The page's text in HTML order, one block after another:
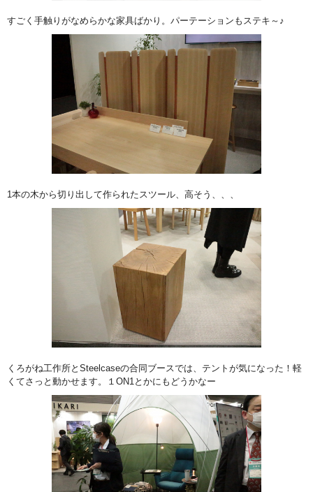
すごく手触りがなめらかな家具ばかり。パーテーションもステキ～♪
1本の木から切り出して作られたスツール、高そう、、、
くろがね工作所とSteelcaseの合同ブースでは、テントが気になった！軽
くてさっと動かせます。１ON1とかにもどうかなー